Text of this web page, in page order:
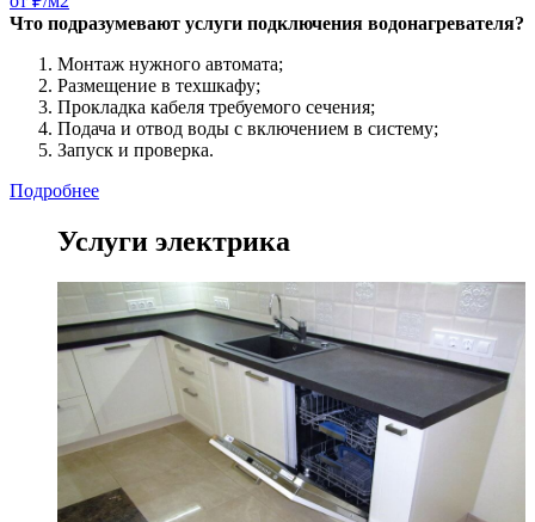
Что подразумевают услуги подключения водонагревателя?
Монтаж нужного автомата;
Размещение в техшкафу;
Прокладка кабеля требуемого сечения;
Подача и отвод воды с включением в систему;
Запуск и проверка.
Подробнее
Услуги электрика